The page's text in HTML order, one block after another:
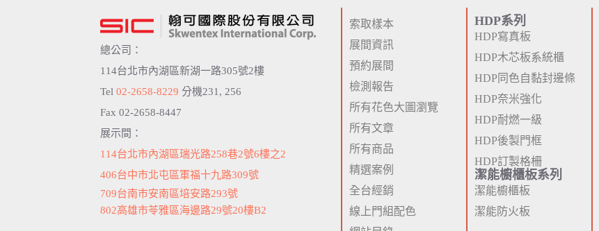
總公司：
114台北市內湖區新湖一路305號2樓
Tel02-2658-8229 分機231, 256
Fax 02-2658-8447
展示間：
114台北市內湖區瑞光路258巷2號6樓之2
406台中市北屯區軍福十九路309號
709台南市安南區培安路293號
802高雄市苓雅區海邊路29號20樓B2
索取樣本
展間資訊
預約展間
檢測報告
所有花色大圖瀏覽
所有文章
所有商品
精選案例
全台經銷
線上門組配色
HDP系列
HDP寫真板
HDP木芯板系統櫃
HDP同色自黏封邊條
HDP奈米強化
HDP耐燃一級
HDP後製門框
HDP訂製格柵
潔能櫥櫃板系列
潔能櫥櫃板
潔能防火板